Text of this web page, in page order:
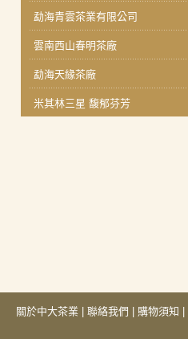
勐海青雲茶業有限公司
雲南西山春明茶廠
勐海天緣茶廠
米其林三星 馥郁芬芳
關於中大茶業 聯絡我們 購物須知